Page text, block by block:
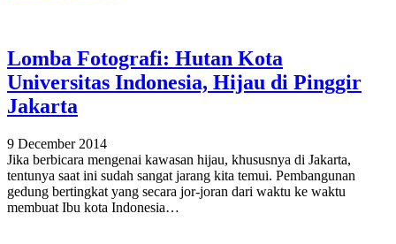
Lomba Fotografi: Hutan Kota
Universitas Indonesia, Hijau di Pinggir
Jakarta
9 December 2014
Jika berbicara mengenai kawasan hijau, khususnya di Jakarta,
tentunya saat ini sudah sangat jarang kita temui. Pembangunan
gedung bertingkat yang secara jor-joran dari waktu ke waktu
membuat Ibu kota Indonesia…